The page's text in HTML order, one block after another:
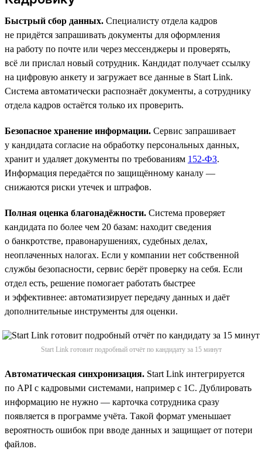
Быстрый сбор данных. Специалисту отдела кадров
не придётся запрашивать документы для оформления
на работу по почте или через мессенджеры и проверять,
всё ли прислал новый сотрудник. Кандидат получает ссылку
на цифровую анкету и загружает все данные в Start Link.
Система автоматически распознаёт документы, а сотруднику
отдела кадров остаётся только их проверить.
Безопасное хранение информации. Сервис запрашивает
у кандидата согласие на обработку персональных данных,
хранит и удаляет документы по требованиям 152-ФЗ.
Информация передаётся по защищённому каналу —
снижаются риски утечек и штрафов.
Полная оценка благонадёжности. Система проверяет
кандидата по более чем 20 базам: находит сведения
о банкротстве, правонарушениях, судебных делах,
неоплаченных налогах. Если у компании нет собственной
службы безопасности, сервис берёт проверку на себя. Если
отдел есть, решение помогает работать быстрее
и эффективнее: автоматизирует передачу данных и даёт
дополнительные инструменты для оценки.
Start Link готовит подробный отчёт по кандидату за 15 минут
Автоматическая синхронизация. Start Link интегрируется
по API с кадровыми системами, например с 1С. Дублировать
информацию не нужно — карточка сотрудника сразу
появляется в программе учёта. Такой формат уменьшает
вероятность ошибок при вводе данных и защищает от потери
файлов.